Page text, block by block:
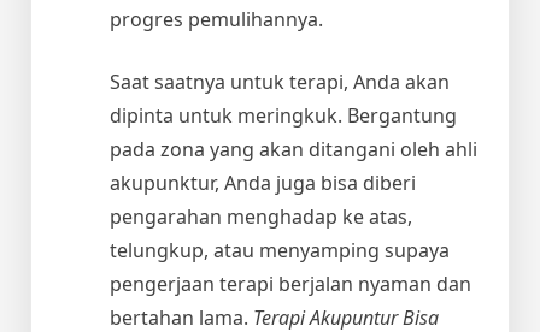
progres pemulihannya.
Saat saatnya untuk terapi, Anda akan
dipinta untuk meringkuk. Bergantung
pada zona yang akan ditangani oleh ahli
akupunktur, Anda juga bisa diberi
pengarahan menghadap ke atas,
telungkup, atau menyamping supaya
pengerjaan terapi berjalan nyaman dan
bertahan lama. Terapi Akupuntur Bisa